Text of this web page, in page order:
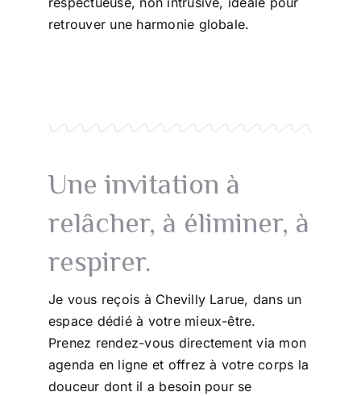
retrouver une harmonie globale.
Une invitation à
relâcher, à éliminer, à
respirer.
Je vous reçois à Chevilly Larue, dans un
espace dédié à votre mieux-être.
Prenez rendez-vous directement via mon
agenda en ligne et offrez à votre corps la
douceur dont il a besoin pour se